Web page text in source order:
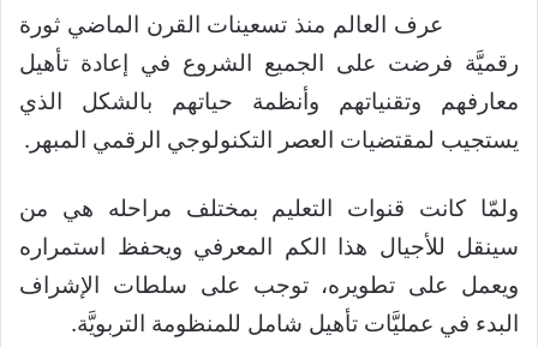
عرف العالم منذ تسعينات القرن الماضي ثورة
رقميَّة فرضت على الجميع الشروع في إعادة تأهيل
معارفهم وتقنياتهم وأنظمة حياتهم بالشكل الذي
يستجيب لمقتضيات العصر التكنولوجي الرقمي المبهر.
ولمّا كانت قنوات التعليم بمختلف مراحله هي من
سينقل للأجيال هذا الكم المعرفي ويحفظ استمراره
ويعمل على تطويره، توجب على سلطات الإشراف
البدء في عمليَّات تأهيل شامل للمنظومة التربويَّة.